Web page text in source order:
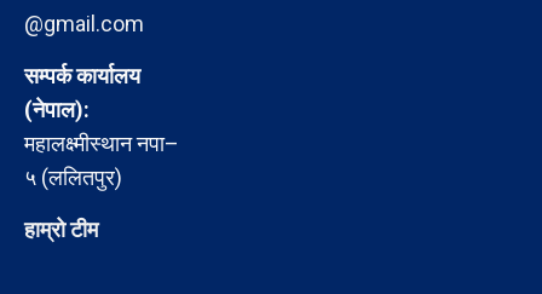
@gmail.com
सम्पर्क कार्यालय
(नेपाल):
महालक्ष्मीस्थान नपा–
५ (ललितपुर)
हाम्रो टीम